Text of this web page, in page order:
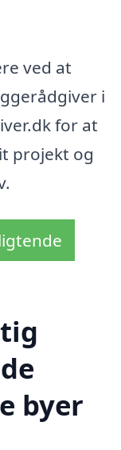
ved at
i
for at
projekt og
byer